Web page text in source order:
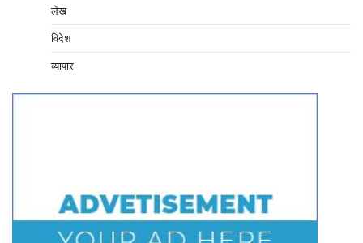
लेख
विदेश
व्यापार